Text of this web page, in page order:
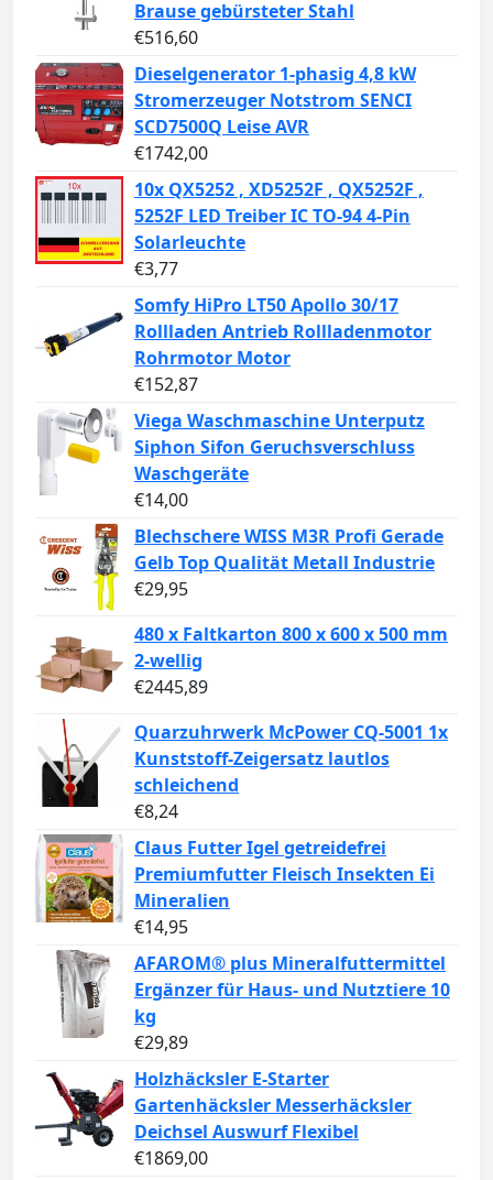
Brause gebürsteter Stahl
€516,60
Dieselgenerator 1-phasig 4,8 kW
Stromerzeuger Notstrom SENCI
SCD7500Q Leise AVR
€1742,00
10x QX5252 , XD5252F , QX5252F ,
5252F LED Treiber IC TO-94 4-Pin
Solarleuchte
€3,77
Somfy HiPro LT50 Apollo 30/17
Rollladen Antrieb Rollladenmotor
Rohrmotor Motor
€152,87
Viega Waschmaschine Unterputz
Siphon Sifon Geruchsverschluss
Waschgeräte
€14,00
Blechschere WISS M3R Profi Gerade
Gelb Top Qualität Metall Industrie
€29,95
480 x Faltkarton 800 x 600 x 500 mm
2-wellig
€2445,89
Quarzuhrwerk McPower CQ-5001 1x
Kunststoff-Zeigersatz lautlos
schleichend
€8,24
Claus Futter Igel getreidefrei
Premiumfutter Fleisch Insekten Ei
Mineralien
€14,95
AFAROM® plus Mineralfuttermittel
Ergänzer für Haus- und Nutztiere 10
kg
€29,89
Holzhäcksler E-Starter
Gartenhäcksler Messerhäcksler
Deichsel Auswurf Flexibel
€1869,00